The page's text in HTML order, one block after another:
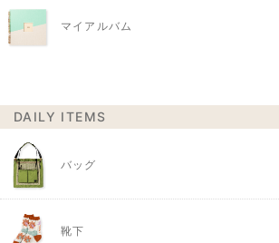
マイアルバム
DAILY ITEMS
バッグ
靴下